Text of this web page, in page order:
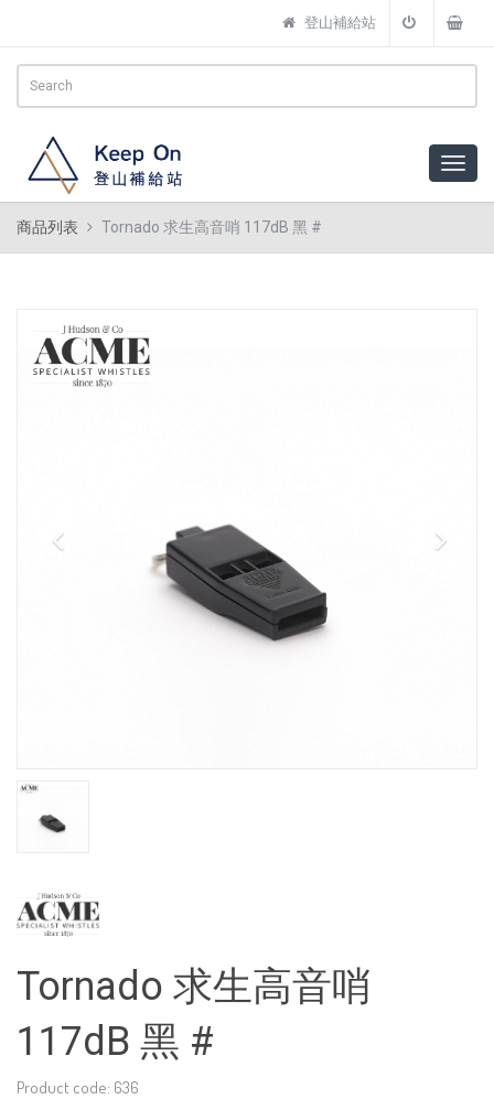
登山補給站
商品列表 Tornado 求生高音哨 117dB 黑 #
Tornado 求生高音哨
117dB 黑 #
Product code: 636